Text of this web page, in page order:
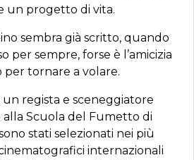
un progetto di vita.
sembra già scritto, quando
per sempre, forse è l’amicizia
per tornare a volare.
un regista e sceneggiatore
Scuola del Fumetto di
stati selezionati nei più
internazionali